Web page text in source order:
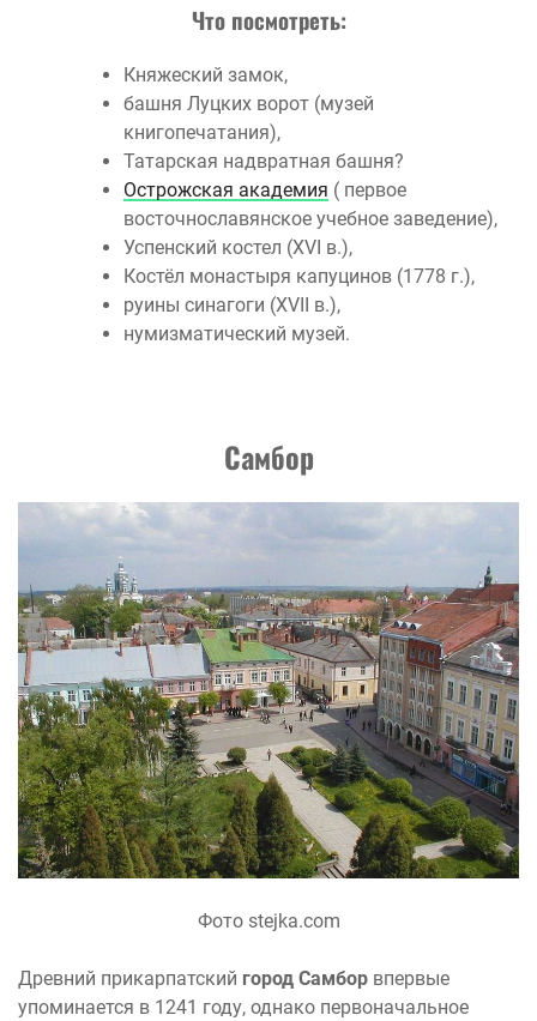
Что посмотреть:
Княжеский замок,
башня Луцких ворот (музей
книгопечатания),
Татарская надвратная башня?
Острожская академия ( первое
восточнославянское учебное заведение),
Успенский костел (XVI в.),
Костёл монастыря капуцинов (1778 г.),
руины синагоги (XVII в.),
нумизматический музей.
Самбор
Фото stejka.com
Древний прикарпатский город Самбор впервые
упоминается в 1241 году, однако первоначальное